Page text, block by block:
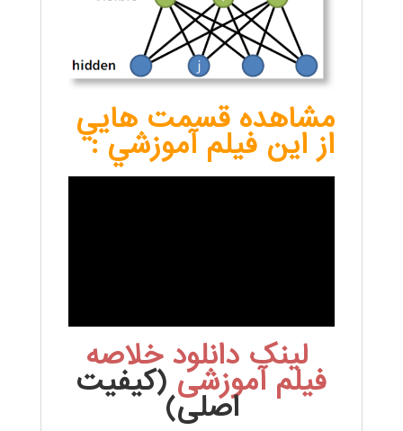
مشاهده قسمت هايي
از اين فيلم آموزشي :
لینک دانلود خلاصه
فیلم آموزشی (کیفیت
اصلی)